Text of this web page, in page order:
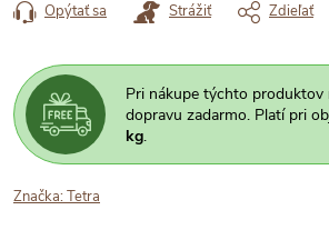
Opýtať sa Strážiť Zdieľať
Pri nákupe týchto produktov
dopravu zadarmo. Platí pri
kg.
Značka:Tetra